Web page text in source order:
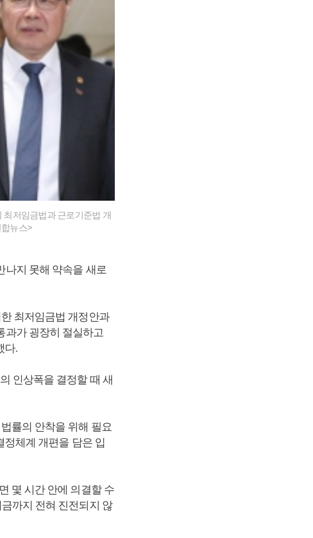
저임금법과 근로기준법 개
뉴스>
지 못해 약속을 새로
최저임금법 개정안과
과가 굉장히 절실하고
다.
인상폭을 결정할 때 새
률의 안착을 위해 필요
정체계 개편을 담은 입
몇 시간 안에 의결할 수
까지 전혀 진전되지 않